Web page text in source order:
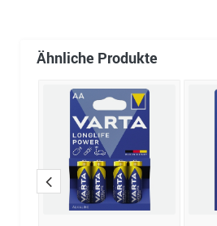
Ähnliche Produkte